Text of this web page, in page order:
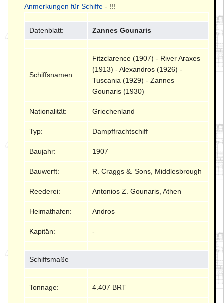
Anmerkungen für Schiffe - !!!
Datenblatt: Zannes Gounaris
Schiffsnamen:
Fitzclarence (1907) - River Araxes
(1913) - Alexandros (1926) -
Tuscania (1929) - Zannes
Gounaris (1930)
Nationalität: Griechenland
Typ: Dampffrachtschiff
Baujahr: 1907
Bauwerft: R. Craggs &. Sons, Middlesbrough
Reederei: Antonios Z. Gounaris, Athen
Heimathafen: Andros
Kapitän: -
Schiffsmaße
Tonnage: 4.407 BRT